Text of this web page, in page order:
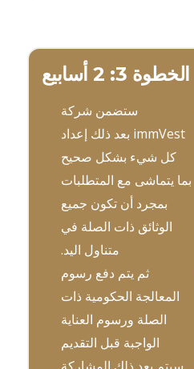
الخطوة 3: 2 أسابيع
ستضمن شركة
immVest بعد ذلك إعداد
كل شيء بشكل صحيح
بما يتماشى مع المتطلبات
بمجرد أن تكون جميع
الوثائق ذات الصلة في
متناول اليد.
ثم يتم دفع رسوم
المعالجة الحكومية ذات
الصلة ورسوم العناية
الواجبة قبل التقديم